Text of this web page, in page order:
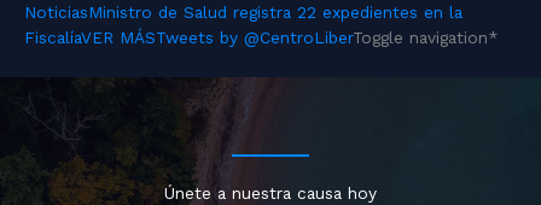
NoticiasMinistro de Salud registra 22 expedientes en la
FiscalíaVER MÁSTweets by @CentroLiberToggle navigation*
Únete a nuestra causa hoy